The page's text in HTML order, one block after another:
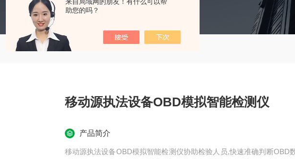
助您的吗？
移动源执法设备OBD模拟智能检测仪
产品简介
移动源执法设备OBD模拟智能检测仪协助检验人员,快速准确判断OBD